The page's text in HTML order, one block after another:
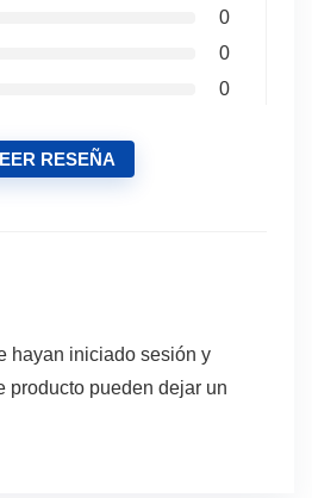
0
0
0
RESEÑA
hayan iniciado sesión y
producto pueden dejar un